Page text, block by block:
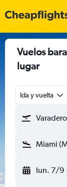
Vuelos
lugar
Ida y vuelta
Miami
lun. 7/9